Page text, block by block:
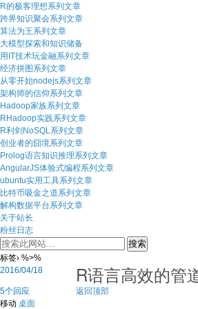
R的极客理想系列文章
跨界知识聚会系列文章
算法为王系列文章
大模型探索和知识储备
用IT技术玩金融系列文章
经济拼图系列文章
从零开始nodejs系列文章
架构师的信仰系列文章
Hadoop家族系列文章
RHadoop实践系列文章
R利剑NoSQL系列文章
创业者的囧境系列文章
Prolog语言知识推理系列文章
AngularJS体验式编程系列文章
ubuntu实用工具系列文章
比特币吸金之道系列文章
解构数据平台系列文章
关于站长
粉丝日志
标签› %>%
2016/04/18
R语言高效的管
5个回应
返回顶部
移动 桌面